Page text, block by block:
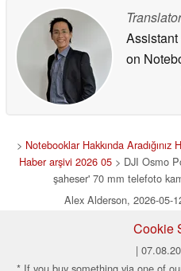
Assistant
on
> Notebooklar Hakkında Aradığınız
Haber arşivi 2026 05 > DJI Osmo
şaheser' 70 mm telefoto
Alex Alderson, 2026-05-
Cookie
|